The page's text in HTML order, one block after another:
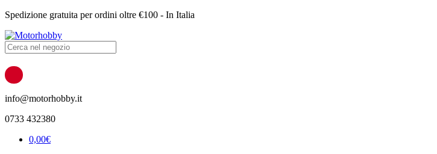
Spedizione gratuita per ordini oltre €100 - In Italia
Products
search
info@motorhobby.it
0733 432380
0,00€